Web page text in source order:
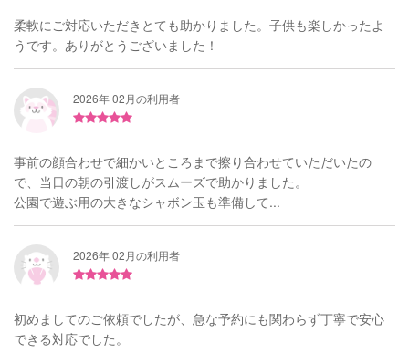
柔軟にご対応いただきとても助かりました。子供も楽しかったよ
うです。ありがとうございました！
2026年 02月の利用者
事前の顔合わせで細かいところまで擦り合わせていただいたの
で、当日の朝の引渡しがスムーズで助かりました。
公園で遊ぶ用の大きなシャボン玉も準備して...
2026年 02月の利用者
初めましてのご依頼でしたが、急な予約にも関わらず丁寧で安心
できる対応でした。